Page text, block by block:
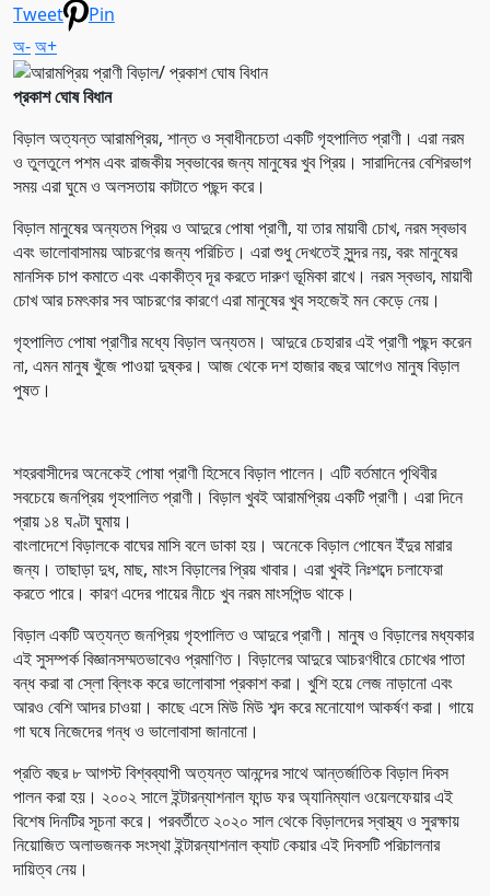
Tweet
Pin
অ-অ+
প্রকাশ ঘোষ বিধান
বিড়াল অত্যন্ত আরামপ্রিয়, শান্ত ও স্বাধীনচেতা একটি গৃহপালিত প্রাণী। এরা নরম
ও তুলতুলে পশম এবং রাজকীয় স্বভাবের জন্য মানুষের খুব প্রিয়। সারাদিনের বেশিরভাগ
সময় এরা ঘুমে ও অলসতায় কাটাতে পছন্দ করে।
বিড়াল মানুষের অন্যতম প্রিয় ও আদুরে পোষা প্রাণী, যা তার মায়াবী চোখ, নরম স্বভাব
এবং ভালোবাসাময় আচরণের জন্য পরিচিত। এরা শুধু দেখতেই সুন্দর নয়, বরং মানুষের
মানসিক চাপ কমাতে এবং একাকীত্ব দূর করতে দারুণ ভূমিকা রাখে। নরম স্বভাব, মায়াবী
চোখ আর চমৎকার সব আচরণের কারণে এরা মানুষের খুব সহজেই মন কেড়ে নেয়।
গৃহপালিত পোষা প্রাণীর মধ্যে বিড়াল অন্যতম। আদুরে চেহারার এই প্রাণী পছন্দ করেন
না, এমন মানুষ খুঁজে পাওয়া দুষ্কর। আজ থেকে দশ হাজার বছর আগেও মানুষ বিড়াল
পুষত।
শহরবাসীদের অনেকেই পোষা প্রাণী হিসেবে বিড়াল পালেন। এটি বর্তমানে পৃথিবীর
সবচেয়ে জনপ্রিয় গৃহপালিত প্রাণী। বিড়াল খুবই আরামপ্রিয় একটি প্রাণী। এরা দিনে
প্রায় ১৪ ঘণ্টা ঘুমায়।
বাংলাদেশে বিড়ালকে বাঘের মাসি বলে ডাকা হয়। অনেকে বিড়াল পোষেন ইঁদুর মারার
জন্য। তাছাড়া দুধ, মাছ, মাংস বিড়ালের প্রিয় খাবার। এরা খুবই নিঃশব্দে চলাফেরা
করতে পারে। কারণ এদের পায়ের নীচে খুব নরম মাংসপিন্ড থাকে।
বিড়াল একটি অত্যন্ত জনপ্রিয় গৃহপালিত ও আদুরে প্রাণী। মানুষ ও বিড়ালের মধ্যকার
এই সুসম্পর্ক বিজ্ঞানসম্মতভাবেও প্রমাণিত। বিড়ালের আদুরে আচরণধীরে চোখের পাতা
বন্ধ করা বা স্লো ব্লিংক করে ভালোবাসা প্রকাশ করা। খুশি হয়ে লেজ নাড়ানো এবং
আরও বেশি আদর চাওয়া। কাছে এসে মিউ মিউ শব্দ করে মনোযোগ আকর্ষণ করা। গায়ে
গা ঘষে নিজেদের গন্ধ ও ভালোবাসা জানানো।
প্রতি বছর ৮ আগস্ট বিশ্বব্যাপী অত্যন্ত আনন্দের সাথে আন্তর্জাতিক বিড়াল দিবস
পালন করা হয়। ২০০২ সালে ইন্টারন্যাশনাল ফান্ড ফর অ্যানিম্যাল ওয়েলফেয়ার এই
বিশেষ দিনটির সূচনা করে। পরবর্তীতে ২০২০ সাল থেকে বিড়ালদের স্বাস্থ্য ও সুরক্ষায়
নিয়োজিত অলাভজনক সংস্থা ইন্টারন্যাশনাল ক্যাট কেয়ার এই দিবসটি পরিচালনার
দায়িত্ব নেয়।